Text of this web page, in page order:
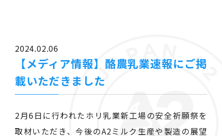
2024.02.06
【メディア情報】酪農乳業速報にご掲
載いただきました
2月6日に行われたホリ乳業新工場の安全祈願祭を
取材いただき、今後のA2ミルク生産や製造の展望